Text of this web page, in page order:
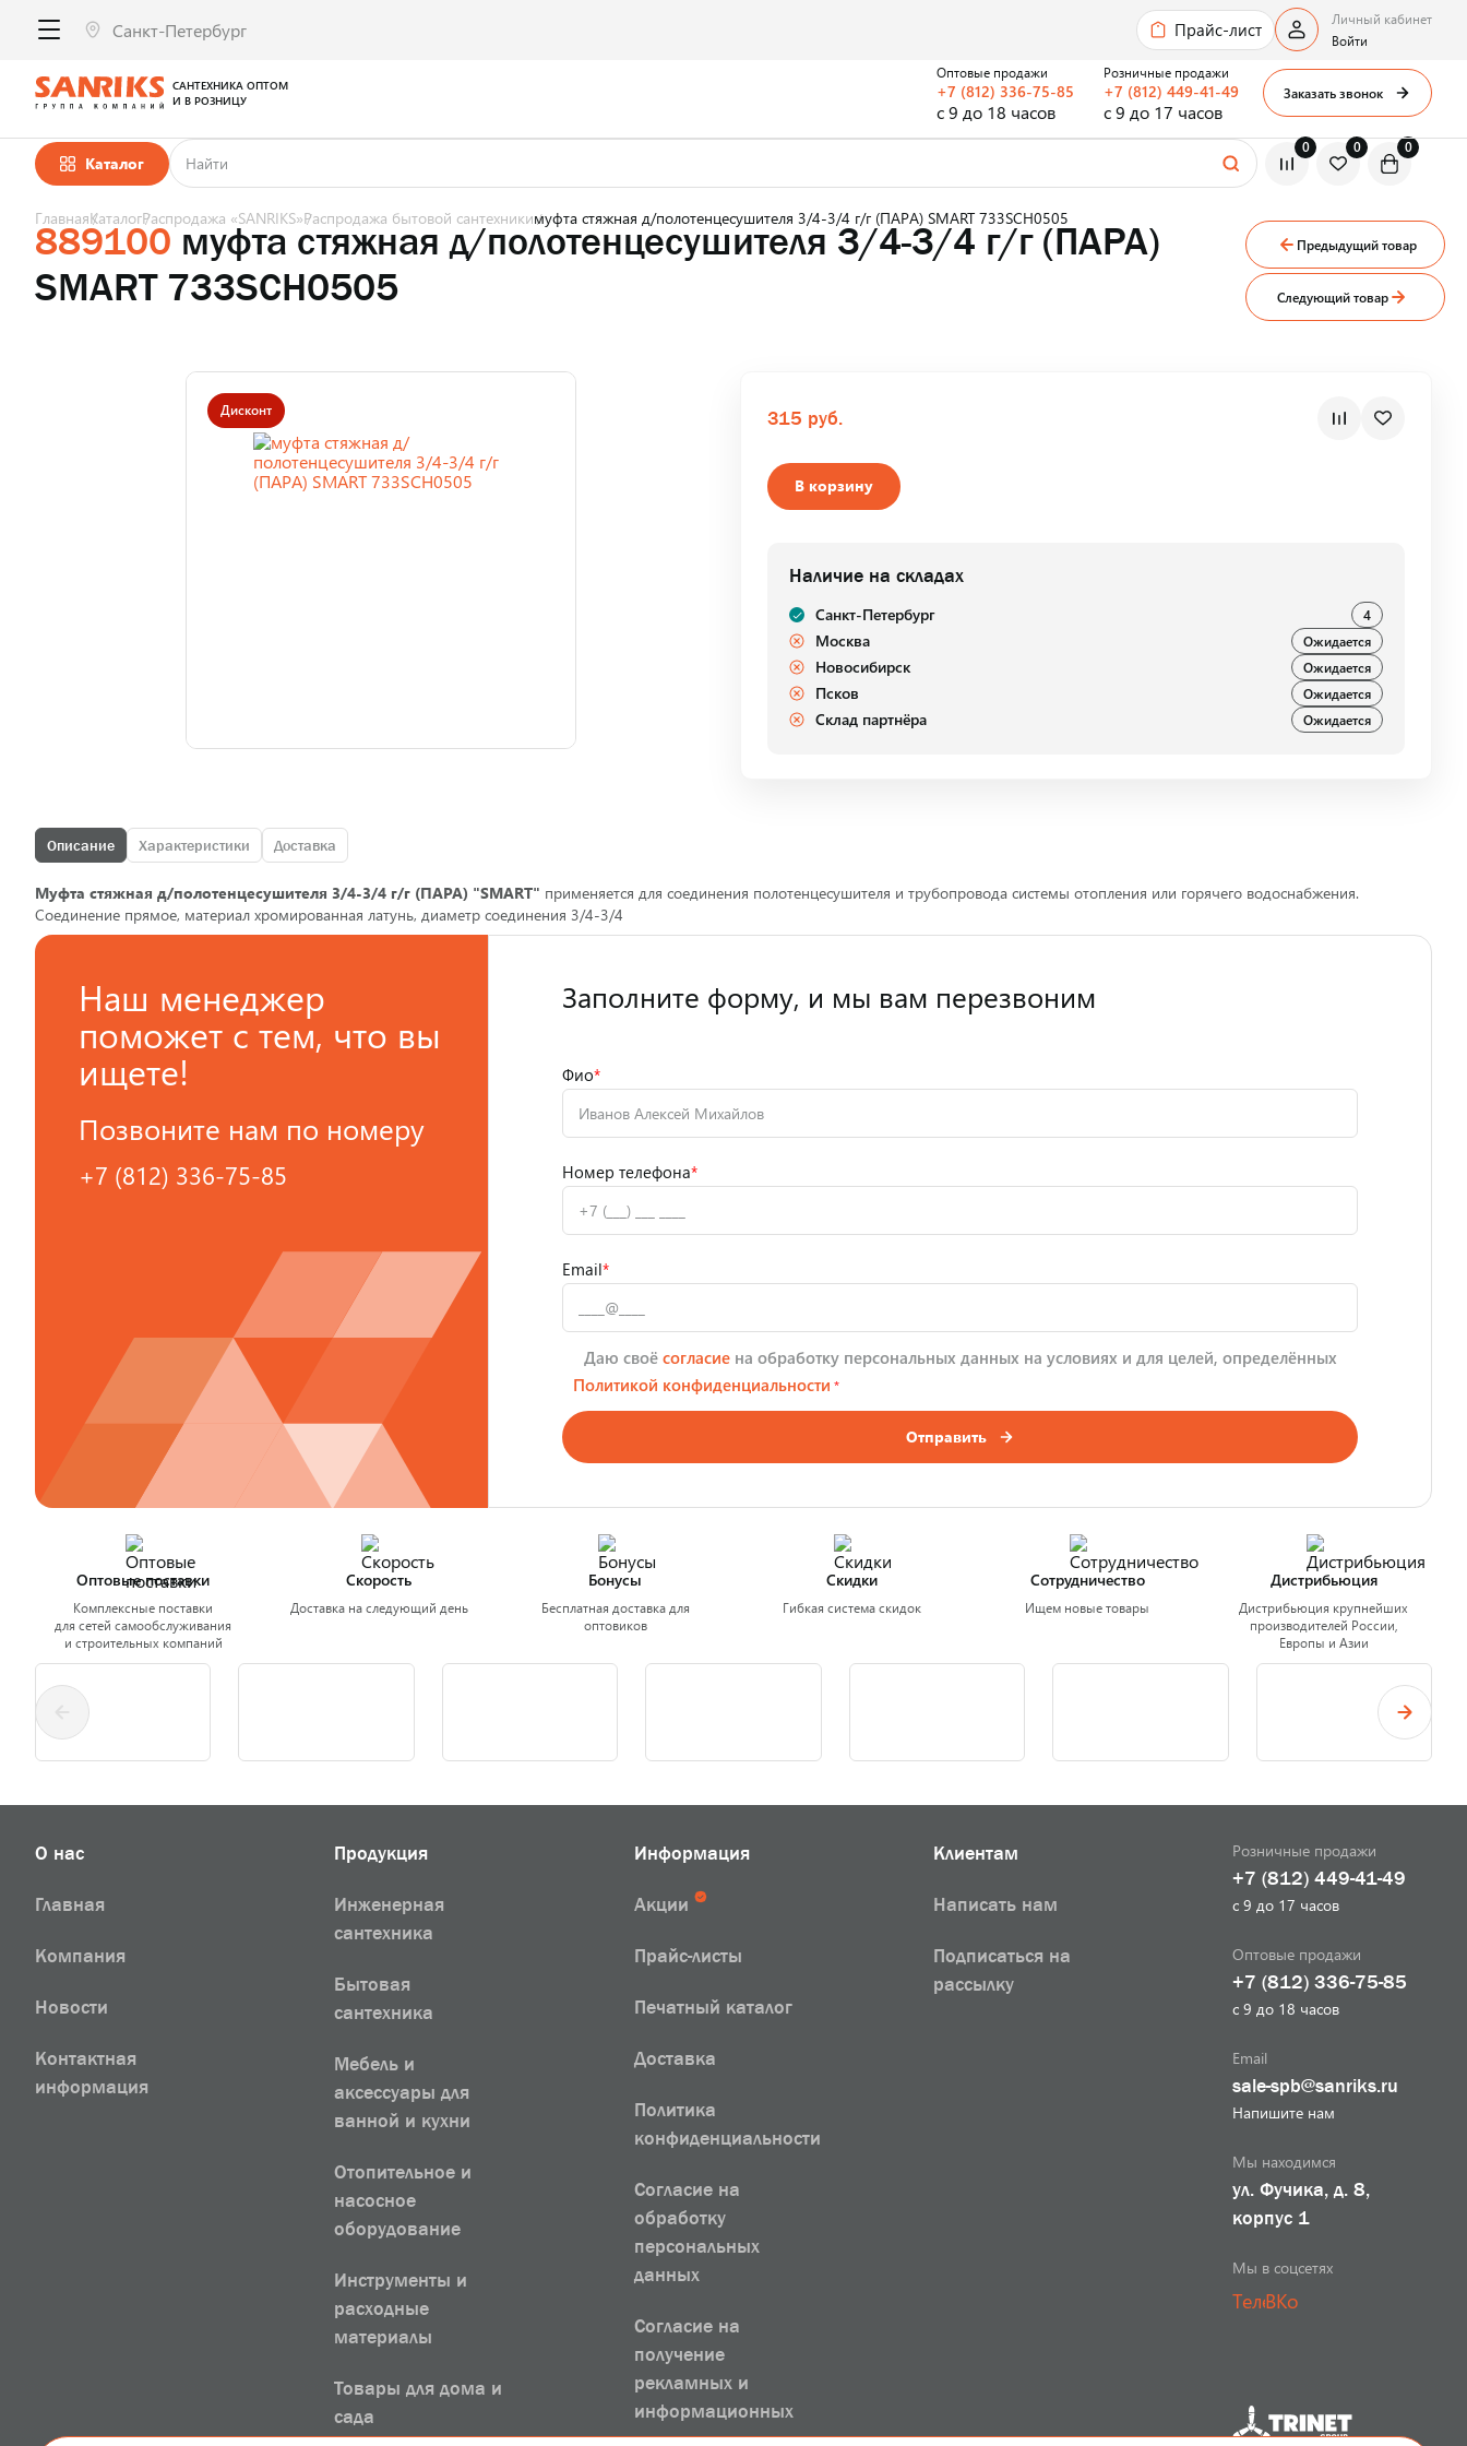
Прайс-лист
Каталог
0 0 0
САНТЕХНИКА ОПТОМ
И В РОЗНИЦУ
Оптовые продажи
+7 (812) 336-75-85
с 9 до 18 часов
Розничные продажи
+7 (812) 449-41-49
с 9 до 17 часов
Заказать звонок
Личный кабинет
Войти
ГлавнаяКаталогРаспродажа «SANRIKS»Распродажа бытовой сантехникимуфта стяжная д/полотенцесушителя 3/4-3/4 г/г (ПАРА) SMART 733SCH0505
889100муфта стяжная д/полотенцесушителя 3/4-3/4 г/г (ПАРА)
SMART 733SCH0505
Дисконт
Описание Характеристики Доставка
Муфта стяжная д/полотенцесушителя 3/4-3/4 г/г (ПАРА) "SMART" применяется для соединения полотенцесушителя и трубопровода системы отопления или горячего водоснабжения.
Соединение прямое, материал хромированная латунь, диаметр соединения 3/4-3/4
315 руб.
В корзину
Наличие на складах
Санкт-Петербург 4
Москва Ожидается
Новосибирск Ожидается
Псков Ожидается
Склад партнёра Ожидается
Предыдущий товар
Следующий товар
Наш менеджер
поможет с тем, что вы
ищете!
Позвоните нам по номеру
+7 (812) 336-75-85
Заполните форму, и мы вам перезвоним
Фио*
Номер телефона*
Email*
Даю своё согласие на обработку персональных данных на условиях и для целей, определённых
Политикой конфиденциальности *
Отправить
Оптовые поставки
Комплексные поставки
для сетей самообслуживания
и строительных компаний
Скорость
Доставка на следующий день
Бонусы
Бесплатная доставка для
оптовиков
Скидки
Гибкая система скидок
Сотрудничество
Ищем новые товары
Дистрибьюция
Дистрибьюция крупнейших
производителей России,
Европы и Азии
О нас
Главная
Компания
Новости
Контактная
информация
Продукция
Инженерная
сантехника
Бытовая
сантехника
Мебель и
аксессуары для
ванной и кухни
Отопительное и
насосное
оборудование
Инструменты и
расходные
материалы
Товары для дома и
сада
Информация
Акции
Прайс-листы
Печатный каталог
Доставка
Политика
конфиденциальности
Согласие на
обработку
персональных
данных
Согласие на
получение
рекламных и
информационных
рассылок
Клиентам
Написать нам
Подписаться на
рассылку
Розничные продажи
+7 (812) 449-41-49
с 9 до 17 часов
Оптовые продажи
+7 (812) 336-75-85
с 9 до 18 часов
Email
sale-spb@sanriks.ru
Напишите нам
Мы находимся
ул. Фучика, д. 8,
корпус 1
Мы в соцсетях
ТелеграмВКонтакте